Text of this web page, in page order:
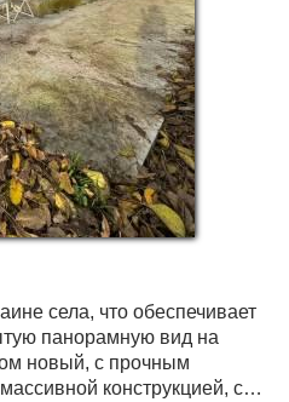
села, что обеспечивает
панорамную вид на
конструкцией, с